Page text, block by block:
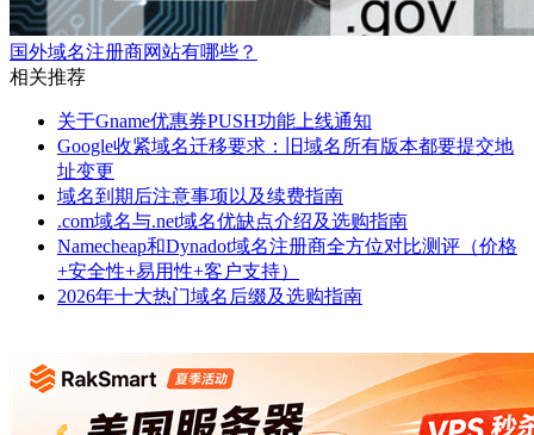
国外域名注册商网站有哪些？
相关推荐
关于Gname优惠券PUSH功能上线通知
Google收紧域名迁移要求：旧域名所有版本都要提交地
址变更
域名到期后注意事项以及续费指南
.com域名与.net域名优缺点介绍及选购指南
Namecheap和Dynadot域名注册商全方位对比测评（价格
+安全性+易用性+客户支持）
2026年十大热门域名后缀及选购指南